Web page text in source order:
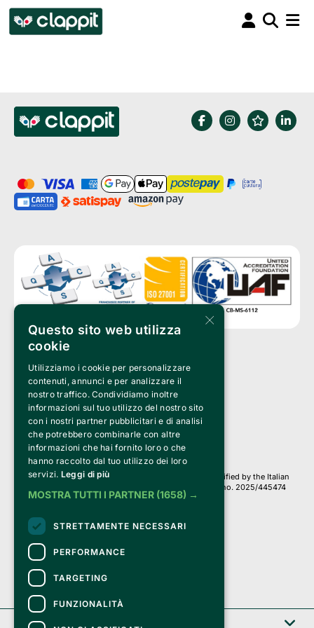
Clappit is a trademark of:
Bemils Srl
a Socio Unico
Via Fosse Ardeatine, 4 -20092 Cinisello Balsamo (MI)
PI 05589050961
Iscr. C.C.I.A.A. Milano R.E.A. 1833471
© 2010-2025 Bemils Srl - All rights reserved
Credits:
Clappit is based on the Belive 6.2 ticketing platform, certified by the Italian
Revenue Agency (Agenzia delle Entrate) under protocol no. 2025/445474
dated November 6, 2025.
On Clappit your purchases and your data
they are secure and protected by an SSL certificate
with 128-bit encryption.
Clappit
×
Questo sito web utilizza
cookie
Utilizziamo i cookie per personalizzare
contenuti, annunci e per analizzare il
nostro traffico. Condividiamo inoltre
informazioni sul tuo utilizzo del nostro sito
con i nostri partner pubblicitari e di analisi
che potrebbero combinarle con altre
informazioni che hai fornito loro o che
hanno raccolto dal tuo utilizzo dei loro
servizi. Leggi di più
MOSTRA TUTTI I PARTNER (1658) →
STRETTAMENTE NECESSARI
PERFORMANCE
TARGETING
FUNZIONALITÀ